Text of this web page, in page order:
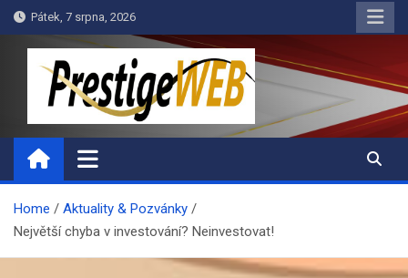
Skip
to
Pátek, 7 srpna, 2026
PrestigeWEB
Home
Aktuality & Pozvánky
Největší chyba v investování? Neinvestovat!